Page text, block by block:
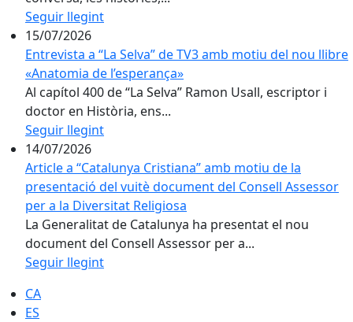
Seguir llegint
15/07/2026
Entrevista a “La Selva” de TV3 amb motiu del nou llibre
«Anatomia de l’esperança»
Al capítol 400 de “La Selva” Ramon Usall, escriptor i
doctor en Història, ens...
Seguir llegint
14/07/2026
Article a “Catalunya Cristiana” amb motiu de la
presentació del vuitè document del Consell Assessor
per a la Diversitat Religiosa
La Generalitat de Catalunya ha presentat el nou
document del Consell Assessor per a...
Seguir llegint
CA
ES